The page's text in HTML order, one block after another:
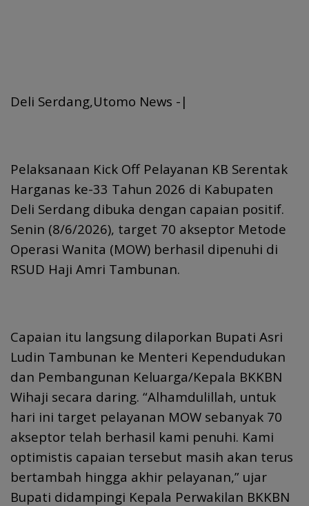
Deli Serdang,Utomo News -|
Pelaksanaan Kick Off Pelayanan KB Serentak
Harganas ke-33 Tahun 2026 di Kabupaten
Deli Serdang dibuka dengan capaian positif.
Senin (8/6/2026), target 70 akseptor Metode
Operasi Wanita (MOW) berhasil dipenuhi di
RSUD Haji Amri Tambunan.
Capaian itu langsung dilaporkan Bupati Asri
Ludin Tambunan ke Menteri Kependudukan
dan Pembangunan Keluarga/Kepala BKKBN
Wihaji secara daring. “Alhamdulillah, untuk
hari ini target pelayanan MOW sebanyak 70
akseptor telah berhasil kami penuhi. Kami
optimistis capaian tersebut masih akan terus
bertambah hingga akhir pelayanan,” ujar
Bupati didampingi Kepala Perwakilan BKKBN